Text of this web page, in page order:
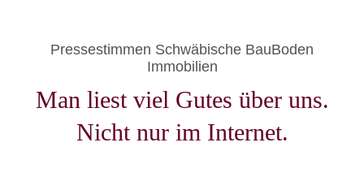
Pressestimmen Schwäbische BauBoden
Immobilien
Man liest viel Gutes über uns.
Nicht nur im Internet.